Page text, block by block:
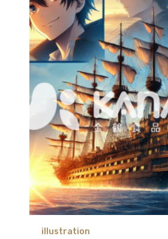
illustration